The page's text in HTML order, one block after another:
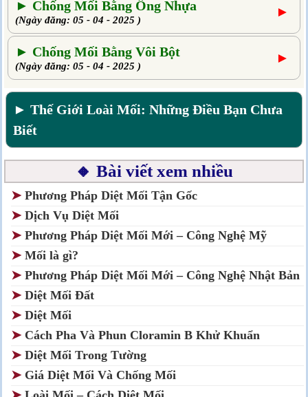
► Chống Mối Bằng Ống Nhựa
(Ngày đăng: 05 - 04 - 2025 )
►
► Chống Mối Bằng Vôi Bột
(Ngày đăng: 05 - 04 - 2025 )
►
► Thế Giới Loài Mối: Những Điều Bạn Chưa
Biết
🔸 Bài viết xem nhiều
➤ Phương Pháp Diệt Mối Tận Gốc
➤ Dịch Vụ Diệt Mối
➤ Phương Pháp Diệt Mối Mới – Công Nghệ Mỹ
➤ Mối là gì?
➤ Phương Pháp Diệt Mối Mới – Công Nghệ Nhật Bản
➤ Diệt Mối Đất
➤ Diệt Mối
➤ Cách Pha Và Phun Cloramin B Khử Khuẩn
➤ Diệt Mối Trong Tường
➤ Giá Diệt Mối Và Chống Mối